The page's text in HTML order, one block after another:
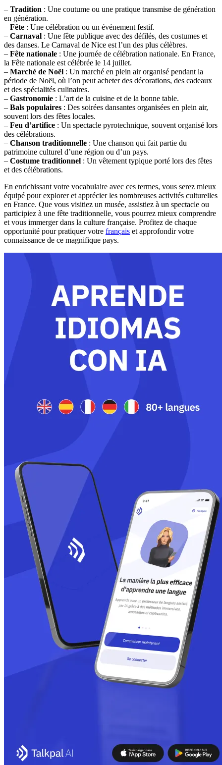
– Tradition : Une coutume ou une pratique transmise de génération
en génération.
– Fête : Une célébration ou un événement festif.
– Carnaval : Une fête publique avec des défilés, des costumes et
des danses. Le Carnaval de Nice est l’un des plus célèbres.
– Fête nationale : Une journée de célébration nationale. En France,
la Fête nationale est célébrée le 14 juillet.
– Marché de Noël : Un marché en plein air organisé pendant la
période de Noël, où l’on peut acheter des décorations, des cadeaux
et des spécialités culinaires.
– Gastronomie : L’art de la cuisine et de la bonne table.
– Bals populaires : Des soirées dansantes organisées en plein air,
souvent lors des fêtes locales.
– Feu d’artifice : Un spectacle pyrotechnique, souvent organisé lors
des célébrations.
– Chanson traditionnelle : Une chanson qui fait partie du
patrimoine culturel d’une région ou d’un pays.
– Costume traditionnel : Un vêtement typique porté lors des fêtes
et des célébrations.
En enrichissant votre vocabulaire avec ces termes, vous serez mieux
équipé pour explorer et apprécier les nombreuses activités culturelles
en France. Que vous visitiez un musée, assistiez à un spectacle ou
participiez à une fête traditionnelle, vous pourrez mieux comprendre
et vous immerger dans la culture française. Profitez de chaque
opportunité pour pratiquer votre français et approfondir votre
connaissance de ce magnifique pays.